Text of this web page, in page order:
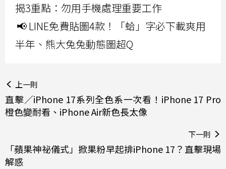
揭3重點：勿用手機處理重要工作
📢 LINE免費貼圖4款！「蛤」字必下載爽用
半年、熊大兔兔動態圖超Q
上一則
直擊／iPhone 17系列全色系一次看！iPhone 17 Pro
橙色變耐看、iPhone Air新色長太像
下一則
「蘋果神祕儀式」掀果粉早起排iPhone 17？直擊現場
解惑